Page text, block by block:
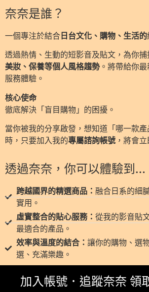
奈奈是誰？
一個專注於結合日台文化、購物、生活的
透過熱情、生動的短影音及貼文，為你
美妝、保養等個人風格趨勢。將帶給你
服務體驗。
核心使命
徹底解決「盲目購物」的困擾。
當你被我的分享啟發，想知道「哪一款產
時，只要加入我的專屬諮詢帳號 ，將會
透過奈奈，你可以體驗到...
跨越國界的精選商品： 融合日系的細
實用。
虛實整合的貼心服務： 從我的影音貼
最適合的產品。
效率與溫度的結合： 讓你的購物、選
選、充滿樂趣。
加入帳號．追蹤奈奈 領